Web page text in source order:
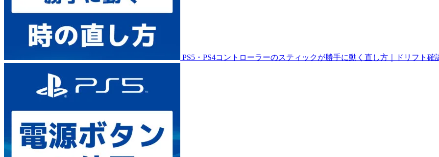
PS5・PS4コントローラーのスティックが勝手に動く直し方｜ドリフト確